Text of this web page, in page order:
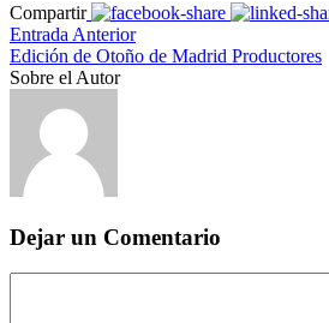
Compartir
Entrada Anterior
Edición de Otoño de Madrid Productores
Sobre el Autor
Dejar un Comentario